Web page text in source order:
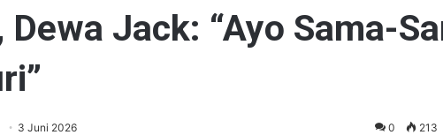
Dewa Jack: “Ayo Sama-
3 Juni 2026 0 213